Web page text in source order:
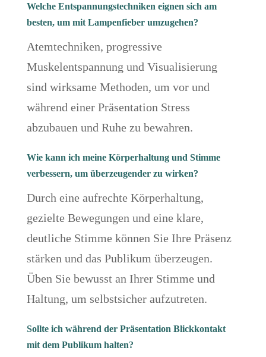
Welche Entspannungstechniken eignen sich am
besten, um mit Lampenfieber umzugehen?
Atemtechniken, progressive
Muskelentspannung und Visualisierung
sind wirksame Methoden, um vor und
während einer Präsentation Stress
abzubauen und Ruhe zu bewahren.
Wie kann ich meine Körperhaltung und Stimme
verbessern, um überzeugender zu wirken?
Durch eine aufrechte Körperhaltung,
gezielte Bewegungen und eine klare,
deutliche Stimme können Sie Ihre Präsenz
stärken und das Publikum überzeugen.
Üben Sie bewusst an Ihrer Stimme und
Haltung, um selbstsicher aufzutreten.
Sollte ich während der Präsentation Blickkontakt
mit dem Publikum halten?